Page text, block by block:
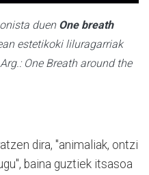
duen One breath
estetikoki liluragarriak
One Breath around the
dira, "animaliak, ontzi
baina guztiek itsasoa